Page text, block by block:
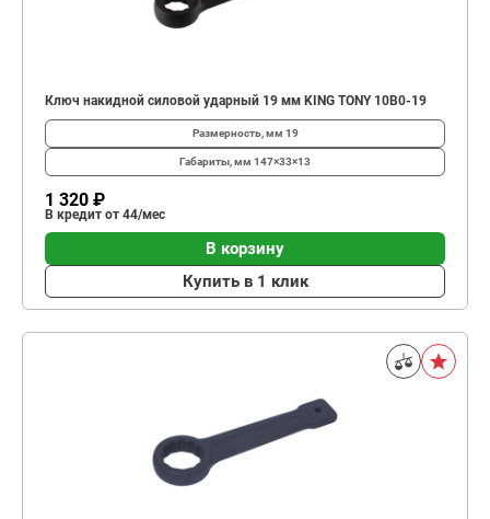
Ключ накидной силовой ударный 19 мм KING TONY 10B0-19
Размерность, мм 19
Габариты, мм 147×33×13
1 320 ₽
В кредит от 44/мес
В корзину
Купить в 1 клик